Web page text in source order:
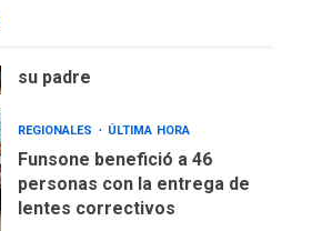
su padre
REGIONALES ÚLTIMA HORA
Funsone benefició a 46
personas con la entrega de
lentes correctivos